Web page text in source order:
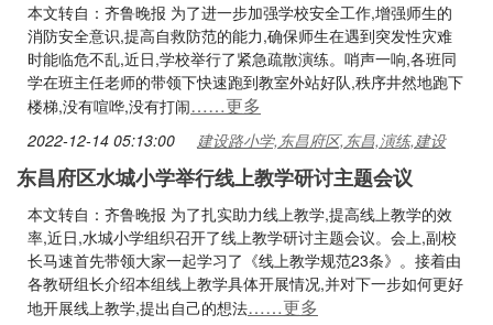
本文转自：齐鲁晚报 为了进一步加强学校安全工作,增强师生的
消防安全意识,提高自救防范的能力,确保师生在遇到突发性灾难
时能临危不乱,近日,学校举行了紧急疏散演练。哨声一响,各班同
学在班主任老师的带领下快速跑到教室外站好队,秩序井然地跑下
楼梯,没有喧哗,没有打闹……更多
2022-12-14 05:13:00 建设路小学,东昌府区,东昌,演练,建设
东昌府区水城小学举行线上教学研讨主题会议
本文转自：齐鲁晚报 为了扎实助力线上教学,提高线上教学的效
率,近日,水城小学组织召开了线上教学研讨主题会议。会上,副校
长马速首先带领大家一起学习了《线上教学规范23条》。接着由
各教研组长介绍本组线上教学具体开展情况,并对下一步如何更好
地开展线上教学,提出自己的想法……更多